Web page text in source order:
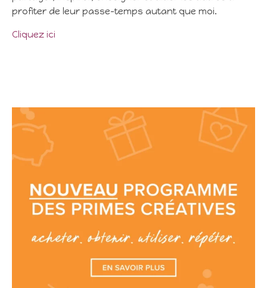
profiter de leur passe-temps autant que moi.
Cliquez ici